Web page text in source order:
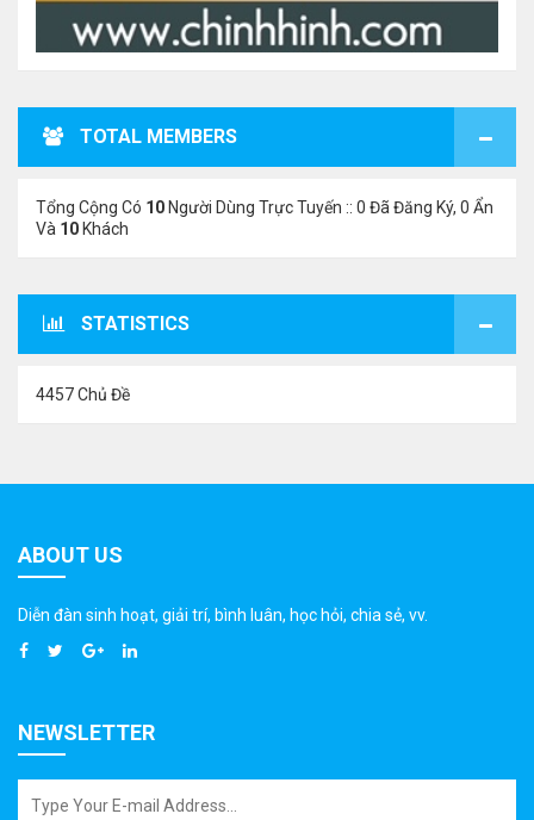
TOTAL MEMBERS
Tổng Cộng Có 10 Người Dùng Trực Tuyến :: 0 Đã Đăng Ký, 0 Ẩn
Và 10 Khách
STATISTICS
4457 Chủ Đề
ABOUT US
Diễn đàn sinh hoạt, giải trí, bình luân, học hỏi, chia sẻ, vv.
NEWSLETTER